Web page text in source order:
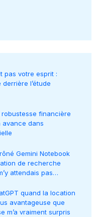
pas votre esprit :
l’étude
financière
avance dans
Gemini Notebook
de recherche
attendais pas…
quand la location
avantageuse que
m’a vraiment surpris